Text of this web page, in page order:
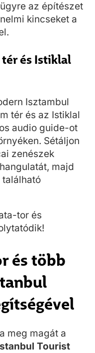
az építészet
kincseket a
és Istiklal
Isztambul
tér és az Istiklal
audio guide-ot
Sétáljon
zenészek
majd
tor és
és több
meg magát a
Tourist